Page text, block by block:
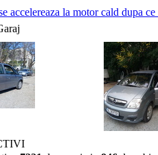
accelereaza la motor cald dupa ce